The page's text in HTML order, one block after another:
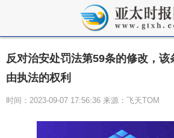
反对治安处罚法第59条的修改，该
由执法的权利
时间：2023-09-07 17:56:36 来源：飞天TOM